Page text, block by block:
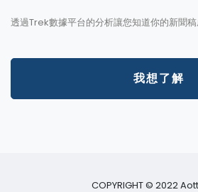
透過Trek數據平台的分析讓您知道你的新聞
我想了解
COPYRIGHT © 2022